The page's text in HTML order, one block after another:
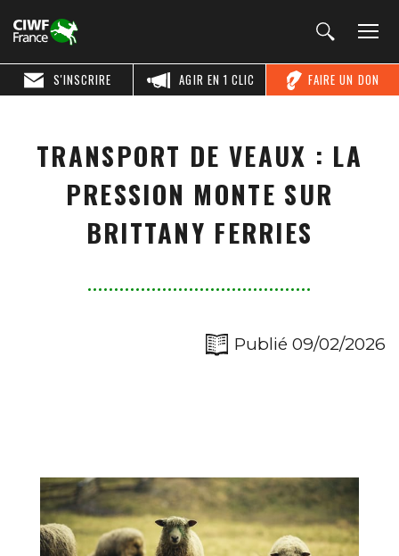
FAIRE UN DON
AGIR EN 1 CLIC
S'INSCRIRE
TRANSPORT DE VEAUX : LA
PRESSION MONTE SUR
BRITTANY FERRIES
Publié 09/02/2026